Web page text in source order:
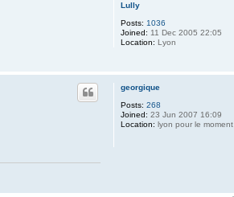
Lully
Posts: 1036
Joined: 11 Dec 2005 22:05
Location: Lyon
georgique
Posts: 268
Joined: 23 Jun 2007 16:09
Location: lyon pour le moment